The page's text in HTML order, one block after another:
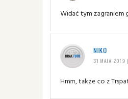
Widać tym zagraniem
NIKO
31 MAJA 2019
Hmm, takze co z